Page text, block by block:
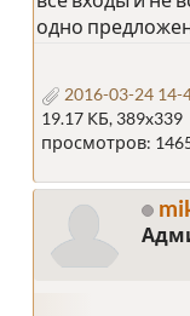
одно
2016-03-24
19.17 КБ, 389x339
просмотров: